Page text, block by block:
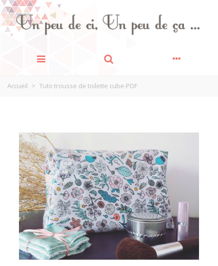
Accueil > Tuto trousse de toilette cube-PDF